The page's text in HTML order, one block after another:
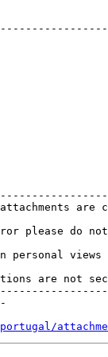
are
please do
personal
are not